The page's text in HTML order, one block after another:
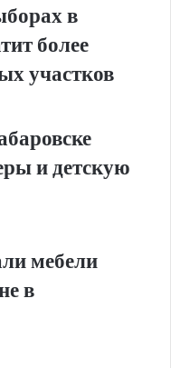
в
более
участков
и детскую
мебели
в